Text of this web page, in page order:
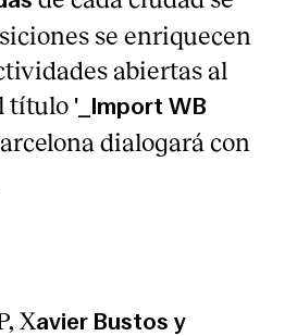
se enriquecen
abiertas al
título '_Import WB
dialogará con
Xavier Bustos y